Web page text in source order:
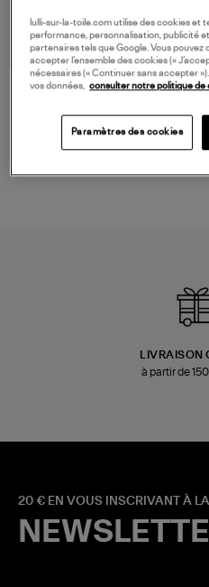
480,00 €
JEROME DREYFUSS
LIVRAISON
à partir de
20 € EN VOUS INSCRIVANT À LA
lulli-sur-la-toile.com utilise des cookies et
performance, personnalisation, publicité
partenaires tels que Google. Vous pouvez
accepter l’ensemble des cookies («
nécessaires (« Continuer sans accepter
vos données, consulter notre politique de
Paramètres des cookies